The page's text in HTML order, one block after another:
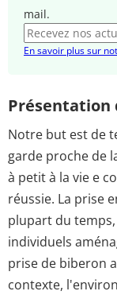
mail.
En savoir plus sur
Présentation
Notre but est de
garde proche de
à petit à la vie e
réussie. La prise
plupart du
individuels
prise de biberon
contexte,